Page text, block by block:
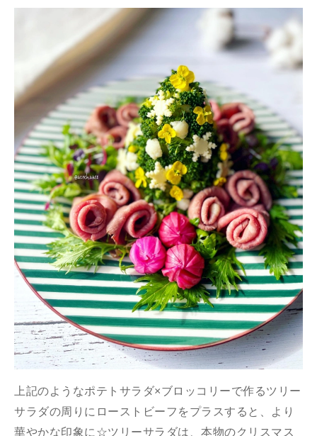
上記のようなポテトサラダ×ブロッコリーで作るツリー
サラダの周りにローストビーフをプラスすると、より
華やかな印象に☆ツリーサラダは、本物のクリスマス